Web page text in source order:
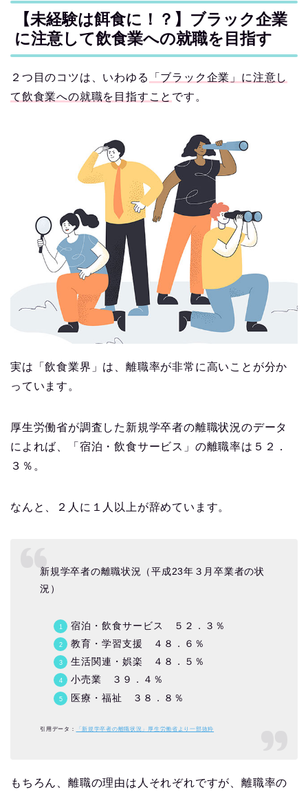
【未経験は餌食に！？】ブラック企業
に注意して飲食業への就職を目指す
２つ目のコツは、いわゆる
「ブラック企業」に注意し
て飲食業への就職を目指すこと です。
実は「飲食業界」は、離職率が非常に高いことが分か
っています。
厚生労働省が調査した新規学卒者の離職状況のデータ
によれば、「宿泊・飲食サービス」の離職率は５２．
３％。
なんと、２人に１人以上が辞めています。
新規学卒者の離職状況（平成23年３月卒業者の状
況）
宿泊・飲食サービス ５２．３％
教育・学習支援 ４８．６％
生活関連・娯楽 ４８．５％
小売業 ３９．４％
医療・福祉 ３８．８％
引用データ： 「新規学卒者の離職状況」厚生労働省より一部抜粋
もちろん、離職の理由は人それぞれですが、離職率の